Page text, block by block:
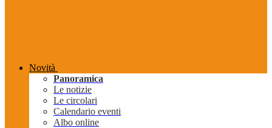
Novità
Panoramica
Le notizie
Le circolari
Calendario eventi
Albo online